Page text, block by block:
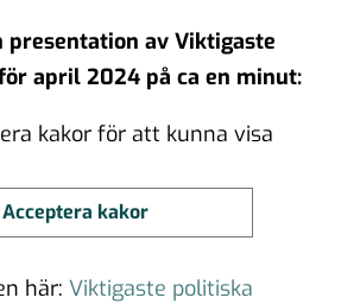
presentation av Viktigaste
april 2024 på ca en minut:
kakor för att kunna visa
Acceptera kakor
här: Viktigaste politiska